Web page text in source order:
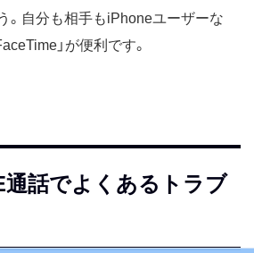
。自分も相手もiPhoneユーザーな
」が便利です。
話でよくあるトラブ